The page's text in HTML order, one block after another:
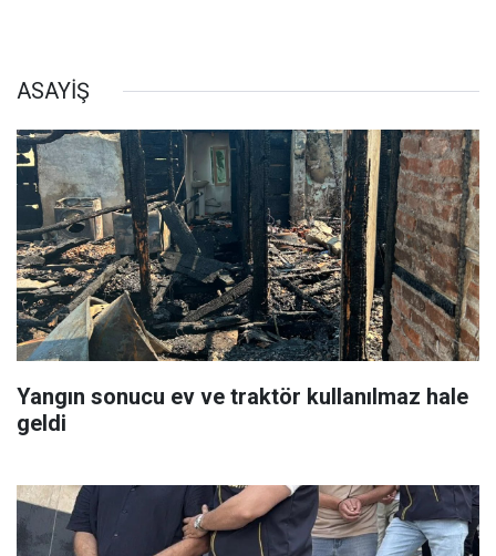
ASAYİŞ
Yangın sonucu ev ve traktör kullanılmaz hale
geldi